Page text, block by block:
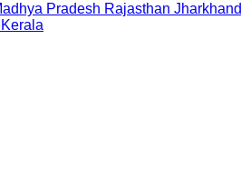
Pradesh Rajasthan Jharkhand
Kerala